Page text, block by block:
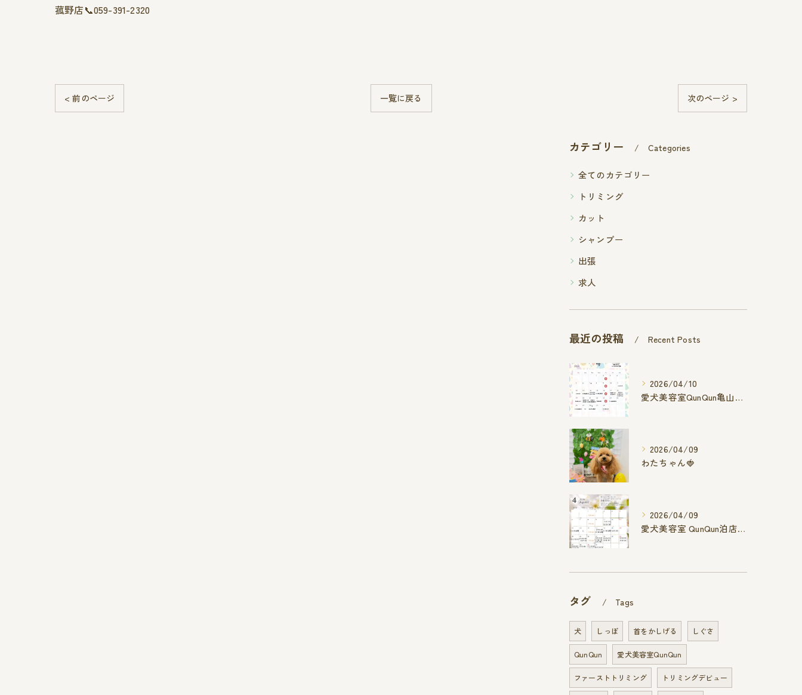
菰野店📞059-391-2320
< 前のページ 一覧に戻る 次のページ >
カテゴリー Categories
全てのカテゴリー
トリミング
カット
シャンプー
出張
求人
最近の投稿 Recent Posts
2026/04/10
愛犬美容室QunQun亀山エコー店
2026/04/09
わたちゃん🍓
2026/04/09
愛犬美容室 QunQun泊店 4月空き状況です
タグ Tags
犬 しっぽ 首をかしげる しぐさ
QunQun 愛犬美容室QunQun
ファーストトリミング トリミングデビュー